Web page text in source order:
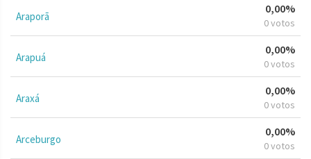
Araporã
0,00%
0 votos
Arapuá
0,00%
0 votos
Araxá
0,00%
0 votos
Arceburgo
0,00%
0 votos